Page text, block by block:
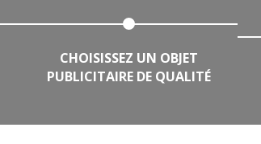
CHOISISSEZ UN OBJET
PUBLICITAIRE DE QUALITÉ